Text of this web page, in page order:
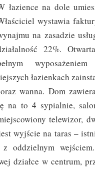
łazience na dole
wystawia
na zasadzie
22%.
łazienkach
wanna. Dom
na to 4 sypialnie,
telewizor,
wyjście na taras –
wejściem.
działce w centrum,